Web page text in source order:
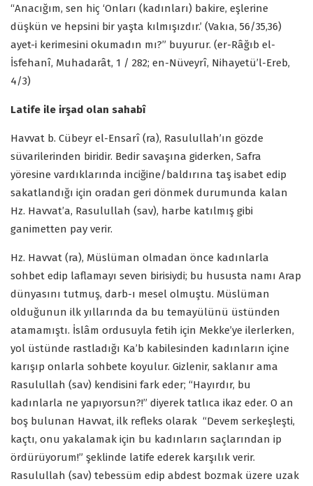
“Anacığım, sen hiç ‘Onları (kadınları) bakire, eşlerine
düşkün ve hepsini bir yaşta kılmışızdır.’ (Vakıa, 56/35,36)
ayet-i kerimesini okumadın mı?” buyurur. (er-Râğıb el-
İsfehanî, Muhadarât, 1 / 282; en-Nüveyrî, Nihayetü’l-Ereb,
4/3)
Latife ile irşad olan sahabî
Havvat b. Cübeyr el-Ensarî (ra), Rasulullah’ın gözde
süvarilerinden biridir. Bedir savaşına giderken, Safra
yöresine vardıklarında inciğine/baldırına taş isabet edip
sakatlandığı için oradan geri dönmek durumunda kalan
Hz. Havvat’a, Rasulullah (sav), harbe katılmış gibi
ganimetten pay verir.
Hz. Havvat (ra), Müslüman olmadan önce kadınlarla
sohbet edip laflamayı seven birisiydi; bu hususta namı Arap
dünyasını tutmuş, darb-ı mesel olmuştu. Müslüman
olduğunun ilk yıllarında da bu temayülünü üstünden
atamamıştı. İslâm ordusuyla fetih için Mekke’ye ilerlerken,
yol üstünde rastladığı Ka’b kabilesinden kadınların içine
karışıp onlarla sohbete koyulur. Gizlenir, saklanır ama
Rasulullah (sav) kendisini fark eder; “Hayırdır, bu
kadınlarla ne yapıyorsun?!” diyerek tatlıca ikaz eder. O an
boş bulunan Havvat, ilk refleks olarak “Devem serkeşleşti,
kaçtı, onu yakalamak için bu kadınların saçlarından ip
ördürüyorum!” şeklinde latife ederek karşılık verir.
Rasulullah (sav) tebessüm edip abdest bozmak üzere uzak